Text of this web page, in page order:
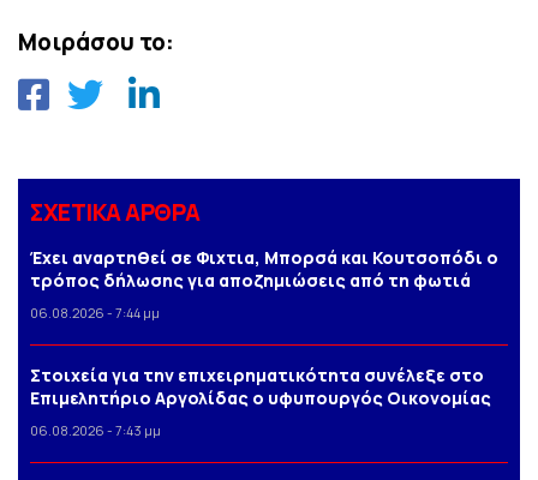
Μοιράσου το:
ΣΧΕΤΙΚΑ ΑΡΘΡΑ
Έχει αναρτηθεί σε Φιχτια, Μπορσά και Κουτσοπόδι ο
τρόπος δήλωσης για αποζημιώσεις από τη φωτιά
06.08.2026 - 7:44 μμ
Στοιχεία για την επιχειρηματικότητα συνέλεξε στο
Επιμελητήριο Αργολίδας ο υφυπουργός Οικονομίας
06.08.2026 - 7:43 μμ